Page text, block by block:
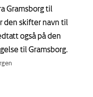
Gramsborg til
den skifter navn til
også på den
til Gramsborg.